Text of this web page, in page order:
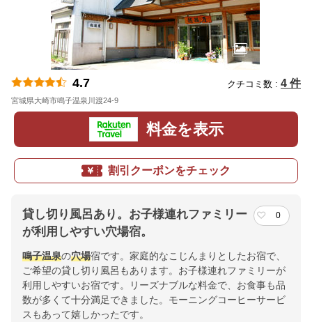
4.7 クチコミ数 : 4 件
宮城県大崎市鳴子温泉川渡24-9
料金を表示
割引クーポンをチェック
貸し切り風呂あり。お子様連れファミリー
が利用しやすい穴場宿。
0
鳴子温泉の穴場宿です。家庭的なこじんまりとしたお宿で、
ご希望の貸し切り風呂もあります。お子様連れファミリーが
利用しやすいお宿です。リーズナブルな料金で、お食事も品
数が多くて十分満足できました。モーニングコーヒーサービ
スもあって嬉しかったです。